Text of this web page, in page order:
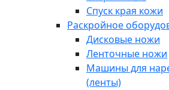
Спуск края кожи
Раскройное
Дисковые ножи
Ленточные ножи
Машины для
(ленты)